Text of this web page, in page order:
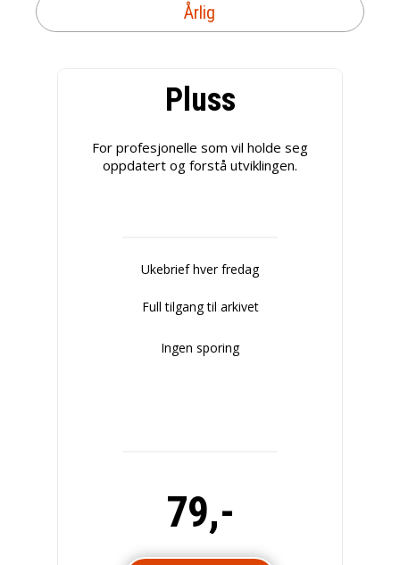
Årlig
Pluss
For profesjonelle som vil holde seg
oppdatert og forstå utviklingen.
Ukebrief hver fredag
Full tilgang til arkivet
Ingen sporing
79,-